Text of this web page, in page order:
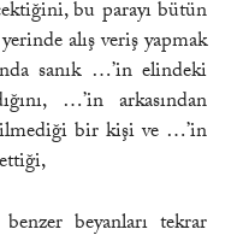
bu parayı bütün
alış veriş yapmak
sanık …’in elindeki
…’in arkasından
bir kişi ve …’in
beyanları tekrar